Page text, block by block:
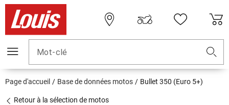
Mot-clé
Page d'accueil Base de données motos Bullet 350 (Euro 5+)
Retour à la sélection de motos